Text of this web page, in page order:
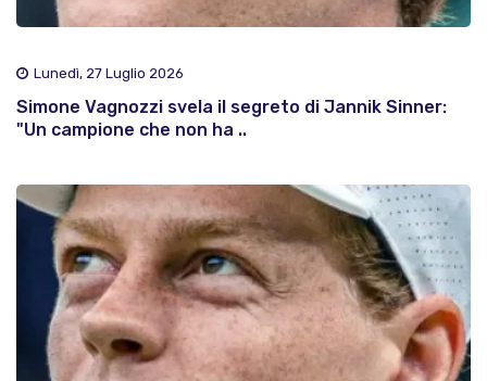
Lunedì, 27 Luglio 2026
Simone Vagnozzi svela il segreto di Jannik Sinner:
"Un campione che non ha ..